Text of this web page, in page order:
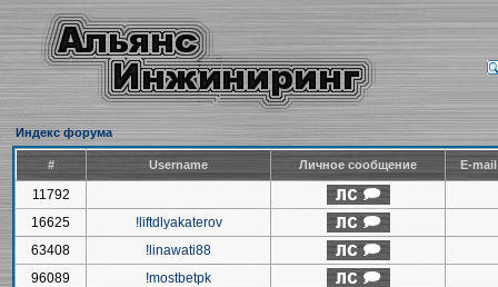
Индекс форума
# Username Личное сообщение E-
11792
16625
!liftdlyakaterov
63408
!linawati88
96089
!mostbetpk